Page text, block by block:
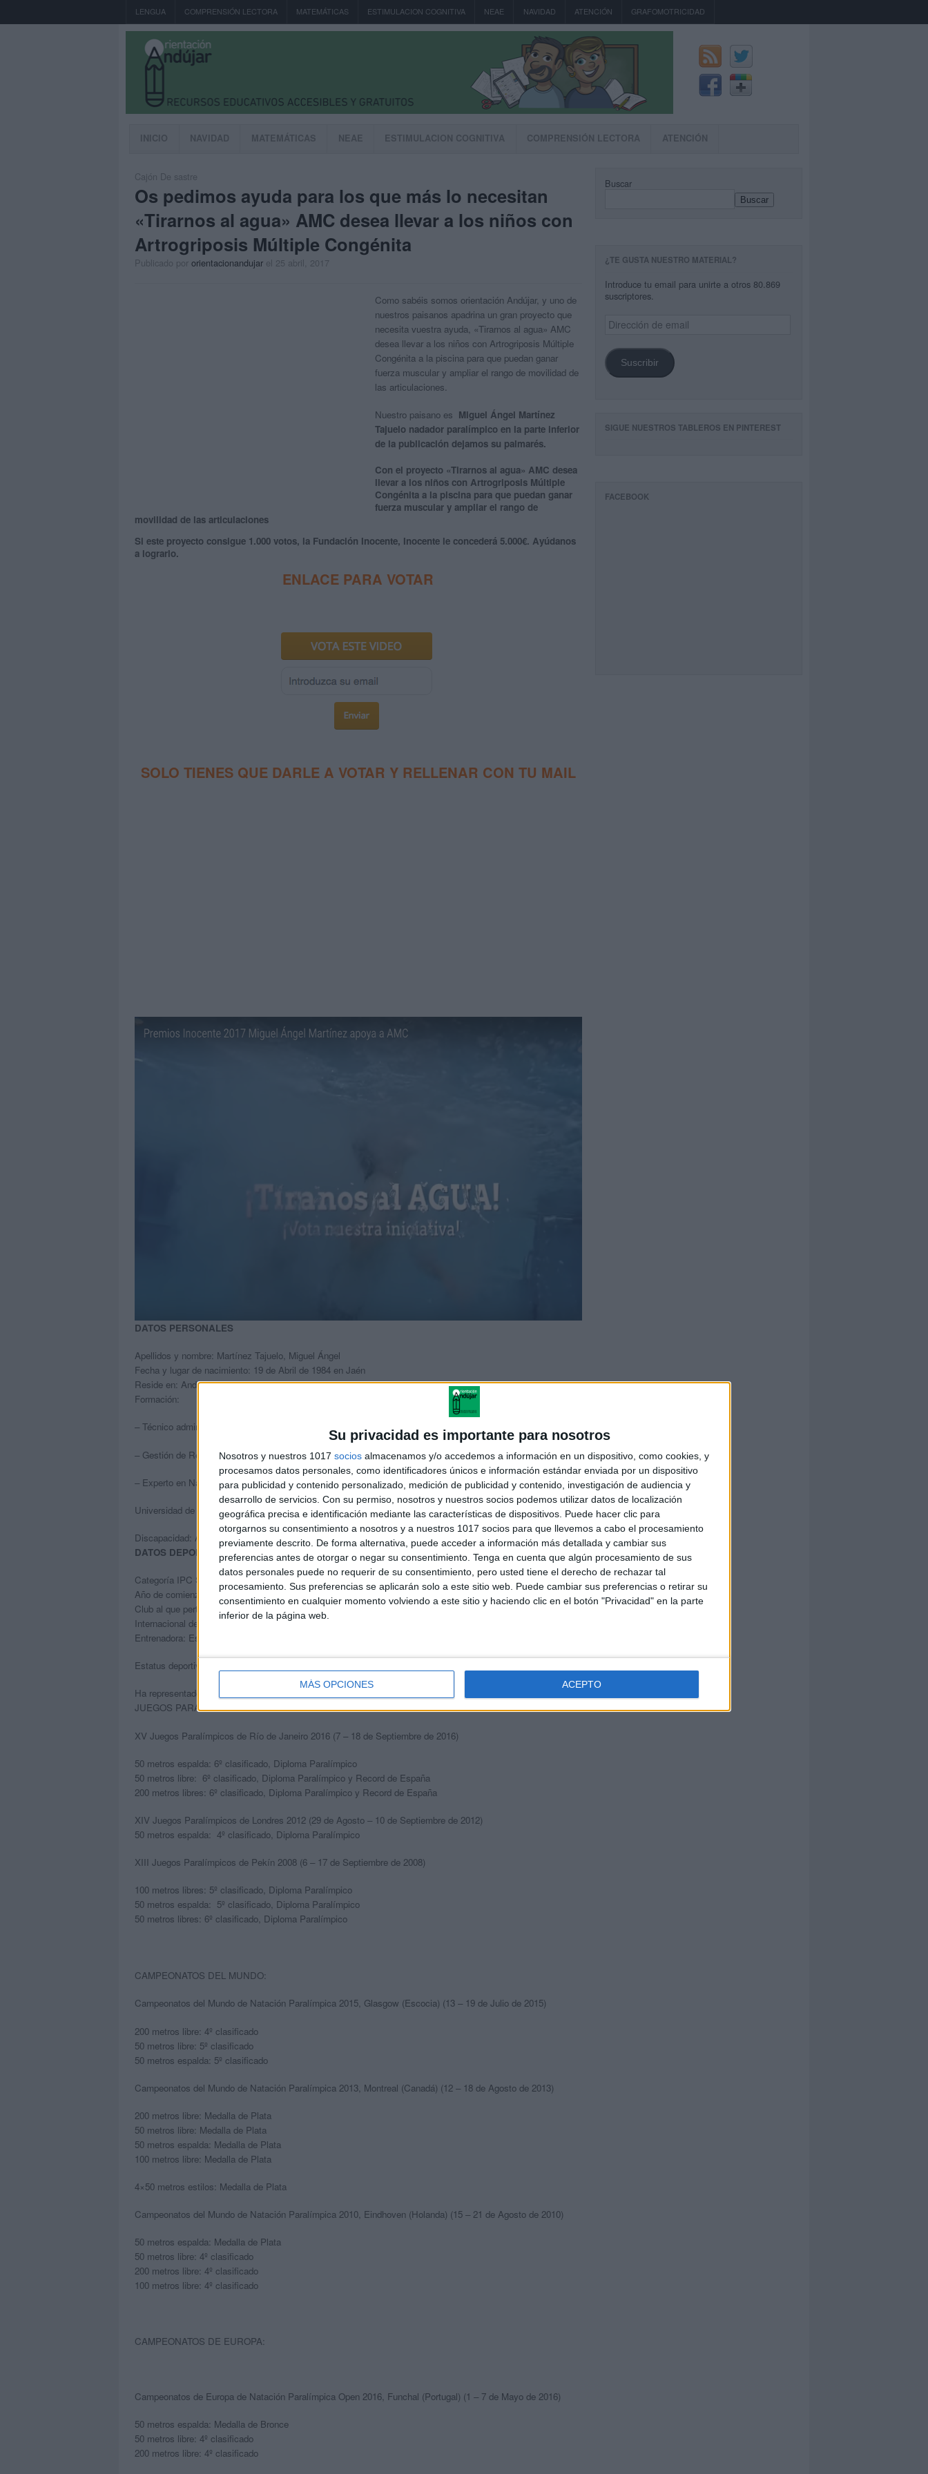
Su privacidad es importante para nosotros
Nosotros y nuestros 1017 socios almacenamos y/o accedemos a información en un dispositivo, como cookies, y
procesamos datos personales, como identificadores únicos e información estándar enviada por un dispositivo
para publicidad y contenido personalizado, medición de publicidad y contenido, investigación de audiencia y
desarrollo de servicios. Con su permiso, nosotros y nuestros socios podemos utilizar datos de localización
geográfica precisa e identificación mediante las características de dispositivos. Puede hacer clic para
otorgarnos su consentimiento a nosotros y a nuestros 1017 socios para que llevemos a cabo el procesamiento
previamente descrito. De forma alternativa, puede acceder a información más detallada y cambiar sus
preferencias antes de otorgar o negar su consentimiento. Tenga en cuenta que algún procesamiento de sus
datos personales puede no requerir de su consentimiento, pero usted tiene el derecho de rechazar tal
procesamiento. Sus preferencias se aplicarán solo a este sitio web. Puede cambiar sus preferencias o retirar su
consentimiento en cualquier momento volviendo a este sitio y haciendo clic en el botón "Privacidad" en la parte
inferior de la página web.
MÁS OPCIONES ACEPTO
LENGUA COMPRENSIÓN LECTORA MATEMÁTICAS ESTIMULACION COGNITIVA NEAE NAVIDAD ATENCIÓN GRAFOMOTRICIDAD
INICIO NAVIDAD MATEMÁTICAS NEAE ESTIMULACION COGNITIVA COMPRENSIÓN LECTORA ATENCIÓN
Cajón De sastre
Os pedimos ayuda para los que más lo necesitan
«Tirarnos al agua» AMC desea llevar a los niños con
Artrogriposis Múltiple Congénita
Publicado por orientacionandujar el 25 abril, 2017
Como sabéis somos orientación Andújar, y uno de
nuestros paisanos apadrina un gran proyecto que
necesita vuestra ayuda, «Tirarnos al agua» AMC
desea llevar a los niños con Artrogriposis Múltiple
Congénita a la piscina para que puedan ganar
fuerza muscular y ampliar el rango de movilidad de
las articulaciones.
Nuestro paisano es Miguel Ángel Martínez
Tajuelo nadador paralímpico en la parte inferior
de la publicación dejamos su palmarés.
Con el proyecto «Tirarnos al agua» AMC desea
llevar a los niños con Artrogriposis Múltiple
Congénita a la piscina para que puedan ganar
fuerza muscular y ampliar el rango de
movilidad de las articulaciones
Si este proyecto consigue 1.000 votos, la Fundación Inocente, Inocente le concederá 5.000€. Ayúdanos
a lograrlo.
ENLACE PARA VOTAR
SOLO TIENES QUE DARLE A VOTAR Y RELLENAR CON TU MAIL
DATOS PERSONALES
Apellidos y nombre: Martínez Tajuelo, Miguel Ángel
Fecha y lugar de nacimiento: 19 de Abril de 1984 en Jaén
Reside en: Andújar (Jaén)
Formación:
– Técnico administrativo (Escuelas Profesionales SAFA)
– Gestión de Recursos en el Alto Rendimiento Deportivo (Instituto Andaluz del Deporte)
– Experto en Natación y Actividades Acuáticas (Facultad de Ciencias del Deporte de la
Universidad de Castilla-La Mancha)
Discapacidad: Artrogriposis
DATOS DEPORTIVOS
Categoría IPC Swimming: S3
Año de comienzo de carrera deportiva: 2006
Club al que pertenece desde el año 2006: Club de Natación Fidias (Córdoba)
Internacional desde: Abril de 2008
Entrenadora: Esperanza Jaqueti Peinado
Estatus deportivo: Deportista de Alto Nivel
Ha representado a España en las siguientes competiciones:
JUEGOS PARALIMPICOS:
XV Juegos Paralímpicos de Río de Janeiro 2016 (7 – 18 de Septiembre de 2016)
50 metros espalda: 6º clasificado, Diploma Paralímpico
50 metros libre: 6º clasificado, Diploma Paralímpico y Record de España
200 metros libres: 6º clasificado, Diploma Paralímpico y Record de España
XIV Juegos Paralímpicos de Londres 2012 (29 de Agosto – 10 de Septiembre de 2012)
50 metros espalda: 4º clasificado, Diploma Paralímpico
XIII Juegos Paralímpicos de Pekín 2008 (6 – 17 de Septiembre de 2008)
100 metros libres: 5º clasificado, Diploma Paralímpico
50 metros espalda: 5º clasificado, Diploma Paralímpico
50 metros libres: 6º clasificado, Diploma Paralímpico
CAMPEONATOS DEL MUNDO:
Campeonatos del Mundo de Natación Paralímpica 2015, Glasgow (Escocia) (13 – 19 de Julio de 2015)
200 metros libre: 4º clasificado
50 metros libre: 5º clasificado
50 metros espalda: 5º clasificado
Campeonatos del Mundo de Natación Paralímpica 2013, Montreal (Canadá) (12 – 18 de Agosto de 2013)
200 metros libre: Medalla de Plata
50 metros libre: Medalla de Plata
50 metros espalda: Medalla de Plata
100 metros libre: Medalla de Plata
4×50 metros estilos: Medalla de Plata
Campeonatos del Mundo de Natación Paralímpica 2010, Eindhoven (Holanda) (15 – 21 de Agosto de 2010)
50 metros espalda: Medalla de Plata
50 metros libre: 4º clasificado
200 metros libre: 4º clasificado
100 metros libre: 4º clasificado
CAMPEONATOS DE EUROPA:
Campeonatos de Europa de Natación Paralímpica Open 2016, Funchal (Portugal) (1 – 7 de Mayo de 2016)
50 metros espalda: Medalla de Bronce
50 metros libre: 4º clasificado
200 metros libre: 4º clasificado
Buscar
Buscar
¿TE GUSTA NUESTRO MATERIAL?
Introduce tu email para unirte a otros 80.869
suscriptores.
Dirección
de
Suscribir
SIGUE NUESTROS TABLEROS EN PINTEREST
FACEBOOK